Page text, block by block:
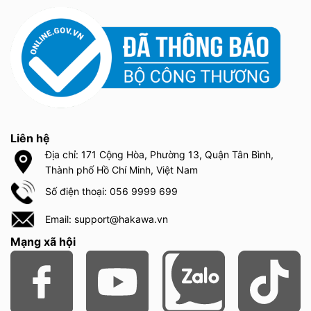
Liên hệ
Địa chỉ: 171 Cộng Hòa, Phường 13, Quận Tân Bình,
Thành phố Hồ Chí Minh, Việt Nam
Số điện thoại: 056 9999 699
Email: support@hakawa.vn
Mạng xã hội